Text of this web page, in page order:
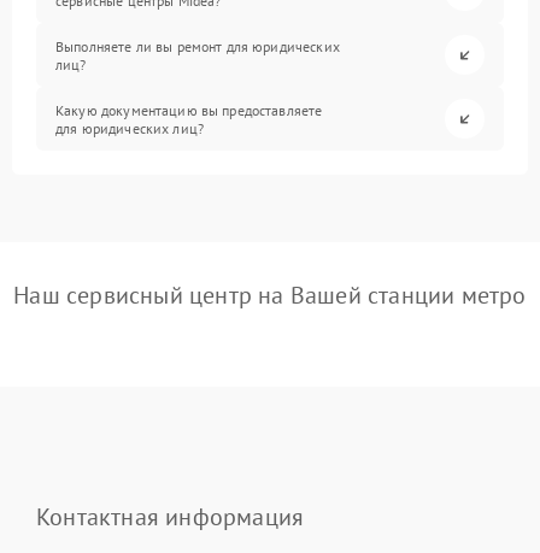
Выполняете ли вы ремонт для юридических
лиц?
Какую документацию вы предоставляете
для юридических лиц?
Наш сервисный центр на Вашей станции метро
Контактная информация